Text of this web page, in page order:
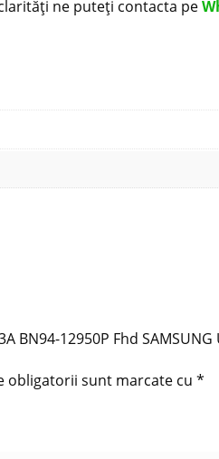
ne puteți contacta pe
BN94-12950P Fhd SAMSUNG
obligatorii sunt marcate cu *